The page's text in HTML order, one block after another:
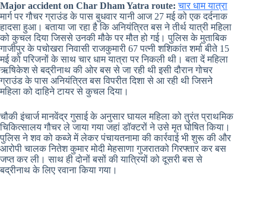
Major accident on Char Dham Yatra route:चार धाम यात्रा
मार्ग पर गौचर ग्राउंड के पास बुधवार यानी आज 27 मई को एक दर्दनाक
हादसा हुआ। बताया जा रहा है कि अनियंत्रित बस ने तीर्थ यात्री महिला
को कुचल दिया जिससे उनकी मौके पर मौत हो गई। पुलिस के मुताबिक
गाजीपुर के पचोखरा निवासी राजकुमारी 67 पत्नी शशिकांत शर्मा बीते 15
मई को परिजनों के साथ चार धाम यात्रा पर निकली थी। बता दें महिला
ऋषिकेश से बद्रीनाथ की ओर बस से जा रही थी इसी दौरान गोचर
ग्राउंड के पास अनियंत्रित बस विपरीत दिशा से आ रही थी जिसने
महिला को दाहिने टायर से कुचल दिया।
चौकी इंचार्ज मानवेंद्र गुसाई के अनुसार घायल महिला को तुरंत प्राथमिक
चिकित्सालय गौचर ले जाया गया जहां डॉक्टरों ने उसे मृत घोषित किया।
पुलिस ने शव को कब्जे में लेकर पंचायतनामा की कार्रवाई भी शुरू की और
आरोपी चालक नितेश कुमार मोदी मेहसाणा गुजरातको गिरफ्तार कर बस
जप्त कर ली। साथ ही दोनों बसों की यात्रियों को दूसरी बस से
बद्रीनाथ के लिए रवाना किया गया।